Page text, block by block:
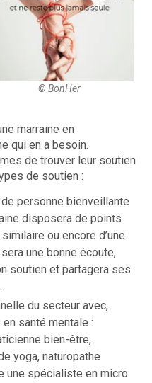
© BonHer
marraine en
qui en a besoin.
de trouver leur soutien
de soutien :
personne bienveillante
disposera de points
ou encore d’une
une bonne écoute,
soutien et partagera ses
du secteur avec,
santé mentale :
bien-être,
yoga, naturopathe
une spécialiste en micro